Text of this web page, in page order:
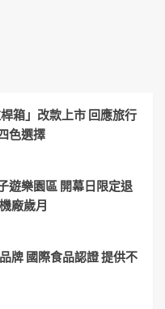
箱」改款上市 回應旅行
色選擇
遊樂園區 開幕日限定退
廠歲月
牌 國際食品認證 提供不